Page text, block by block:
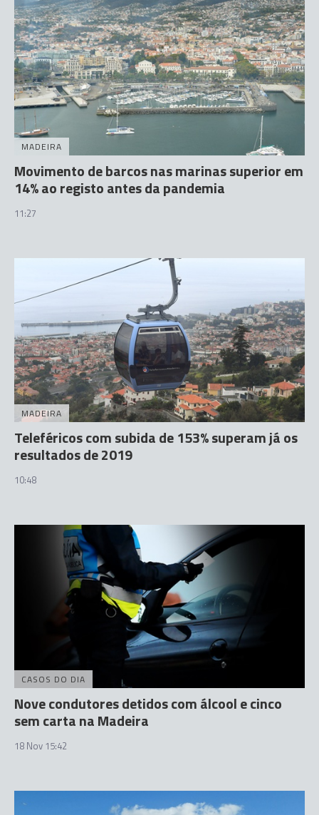
MADEIRA
Movimento de barcos nas marinas superior em
14% ao registo antes da pandemia
11:27
MADEIRA
Teleféricos com subida de 153% superam já os
resultados de 2019
10:48
CASOS DO DIA
Nove condutores detidos com álcool e cinco
sem carta na Madeira
18 Nov 15:42